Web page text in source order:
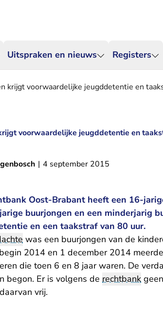
Uitspraken en nieuws Registers
krijgt voorwaardelijke jeugddetentie en
voorwaardelijke jeugddetentie en
| 4 september 2015
Oost-Brabant heeft een 16-
buurjongen en een minderjarig
en een taakstraf van 80 uur.
was een buurjongen van de
2014 en 1 december 2014
die toen 6 en 8 jaar waren. De
begon. Er is volgens de rechtbank
vrij.